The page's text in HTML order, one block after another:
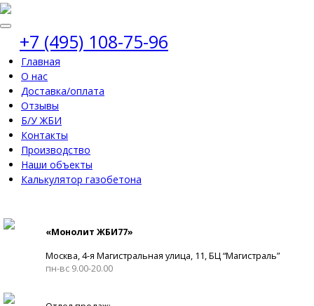
+7 (495) 108-75-96
Главная
О нас
Доставка/оплата
Отзывы
Б/У ЖБИ
Контакты
Производство
Наши объекты
Калькулятор газобетона
«Монолит ЖБИ77»
Москва, 4-я Магистральная улица, 11, ​БЦ “Магистраль”
пн-вс 9.00-20.00